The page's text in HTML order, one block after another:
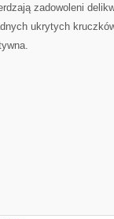
zadowoleni
ukrytych